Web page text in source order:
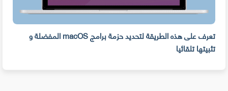
تعرف على هذه الطريقة لتحديد حزمة برامج macOS المفضلة و
تثبيتها تلقائيا